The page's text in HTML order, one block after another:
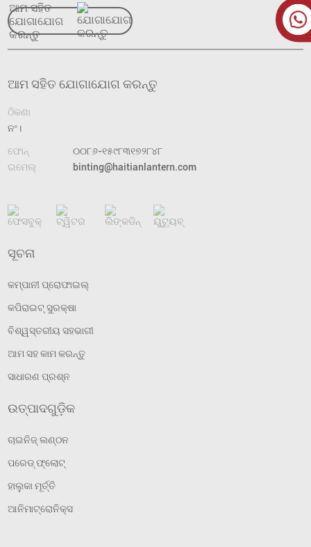
ଆମ ସହିତ
ଯୋଗାଯୋଗ
କରନ୍ତୁ
ଆମ ସହିତ ଯୋଗାଯୋଗ କରନ୍ତୁ
ଠିକଣା
ନଂ।
ଫୋନ୍‌
୦୦୮୬-୧୫୯୮୩୧୭୨୮୪୮
ଇମେଲ୍
binting@haitianlantern.com
ସୂଚନା
କମ୍ପାନୀ ପ୍ରୋଫାଇଲ୍
କପିରାଇଟ୍ ସୁରକ୍ଷା
ବିଶ୍ୱସ୍ତରୀୟ ସହଭାଗୀ
ଆମ ସହ କାମ କରନ୍ତୁ
ସାଧାରଣ ପ୍ରଶ୍ନ
ଉତ୍ପାଦଗୁଡ଼ିକ
ଚାଇନିଜ୍ ଲଣ୍ଠନ
ପରେଡ୍ ଫ୍ଲୋଟ୍
ହାଲୁକା ମୂର୍ତ୍ତି
ଆନିମାଟ୍ରୋନିକ୍ସ